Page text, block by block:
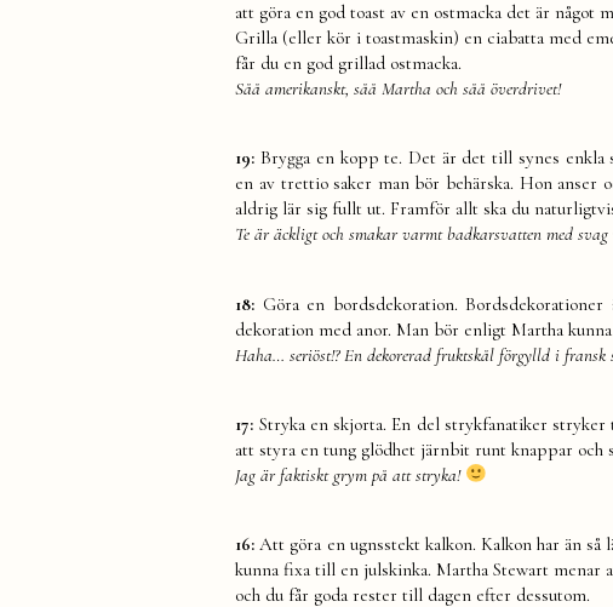
att göra en god toast av en ostmacka det är något
Grilla (eller kör i toastmaskin) en ciabatta med
får du en god grillad ostmacka.
Såå amerikanskt, såå Martha och såå överdrivet!
19:Brygga en kopp te. Det är det till synes enkla
en av trettio saker man bör behärska. Hon anser
aldrig lär sig fullt ut. Framför allt ska du
Te är äckligt och smakar varmt badkarsvatten med
18: Göra en bordsdekoration.
dekoration med anor. Man bör enligt Martha
Haha… seriöst!? En dekorerad fruktskål förgylld i
17: Stryka en skjorta. En del strykfanatiker
att styra en tung glödhet järnbit runt knappar och
Jag är faktiskt grym på att stryka!
16:Att göra en ugnsstekt kalkon. Kalkon har än
kunna fixa till en julskinka. Martha Stewart menar
och du får goda rester till dagen efter dessutom.